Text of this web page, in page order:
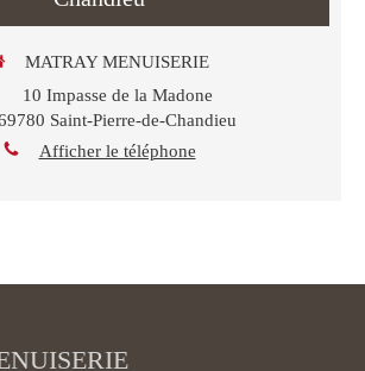
MATRAY MENUISERIE
10 Impasse de la Madone
Saint-Pierre-de-Chandieu
Afficher le téléphone